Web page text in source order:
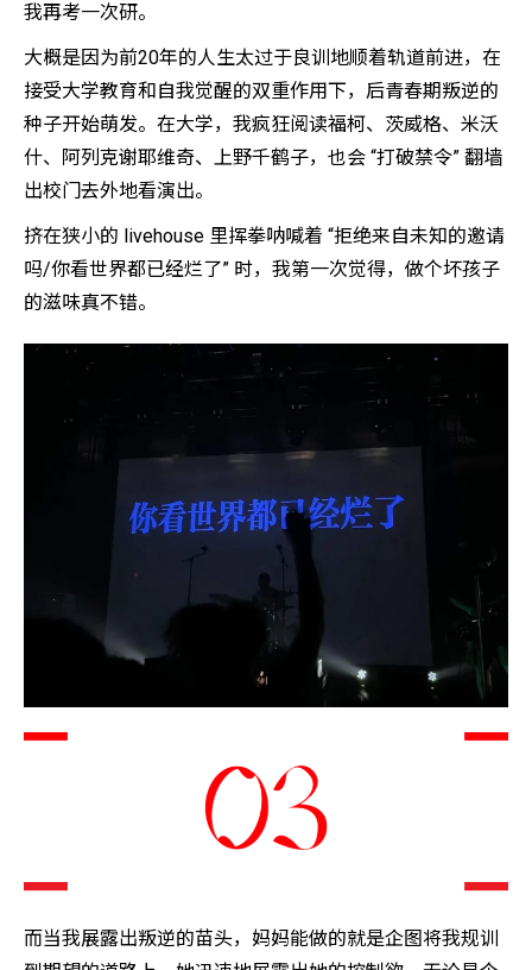
我再考一次研。
大概是因为前20年的人生太过于良训地顺着轨道前进，在
接受大学教育和自我觉醒的双重作用下，后青春期叛逆的
种子开始萌发。在大学，我疯狂阅读福柯、茨威格、米沃
什、阿列克谢耶维奇、上野千鹤子，也会 “打破禁令” 翻墙
出校门去外地看演出。
挤在狭小的 livehouse 里挥拳呐喊着 “拒绝来自未知的邀请
吗/你看世界都已经烂了” 时，我第一次觉得，做个坏孩子
的滋味真不错。
而当我展露出叛逆的苗头，妈妈能做的就是企图将我规训